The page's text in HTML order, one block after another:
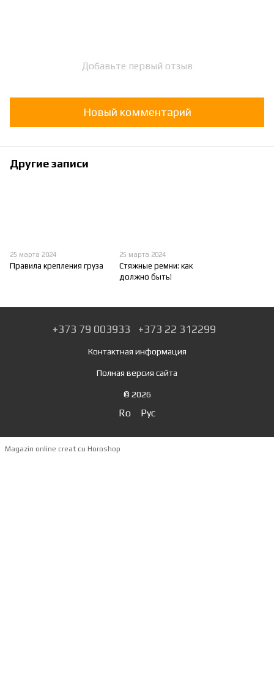
Добавьте первый отзыв
Новый комментарий
Другие записи
25 марта 2024
Правила крепления груза
25 марта 2024
Стяжные ремни: как
должно быть!
+373 79 003933 +373 22 312299
Контактная информация
Полная версия сайта
© 2026
Ro Рус
Magazin online creat cu Horoshop